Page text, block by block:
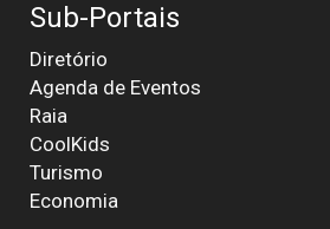
Sub-Portais
Diretório
Agenda de Eventos
Raia
CoolKids
Turismo
Economia